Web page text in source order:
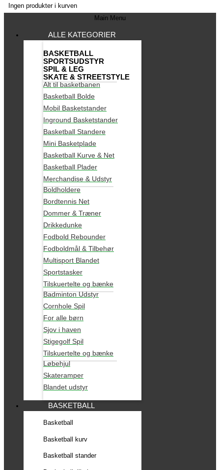
Ingen produkter i kurven
Main Menu
ALLE KATEGORIER
BASKETBALL
SPORTSUDSTYR
SPIL & LEG
SKATE & STREETSTYLE
Alt til basketbanen
Basketball Bolde
Mobil Basketstander
Inground Basketstander
Basketball Standere
Mini Basketplade
Basketball Kurve & Net
Basketball Plader
Merchandise & Udstyr
Boldholdere
Bordtennis Net
Dommer & Træner
Drikkedunke
Fodbold Rebounder
Fodboldmål & Tilbehør
Multisport Blandet
Sportstasker
Tilskuertelte og bænke
Badminton Udstyr
Cornhole Spil
For alle børn
Sjov i haven
Stigegolf Spil
Tilskuertelte og bænke
Løbehjul
Skateramper
Blandet udstyr
BASKETBALL
Basketball
Basketball kurv
Basketball stander